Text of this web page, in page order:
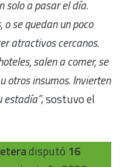
solo a pasar el día.
se quedan un poco
atractivos cercanos.
salen a comer, se
otros insumos. Invierten
estadía”, sostuvo el
disputó 16